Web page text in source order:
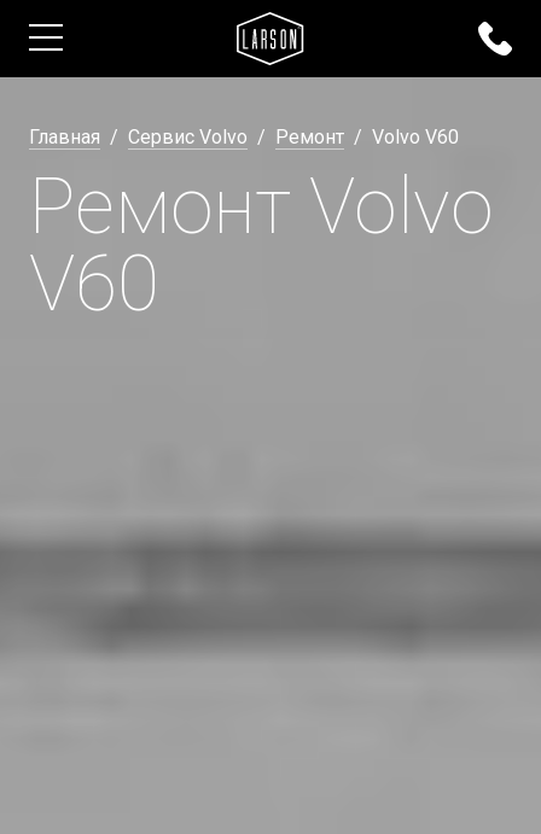
Главная Сервис Volvo Ремонт Volvo V60
Ремонт Volvo
V60